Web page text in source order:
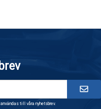
till våra nyhetsbrev.